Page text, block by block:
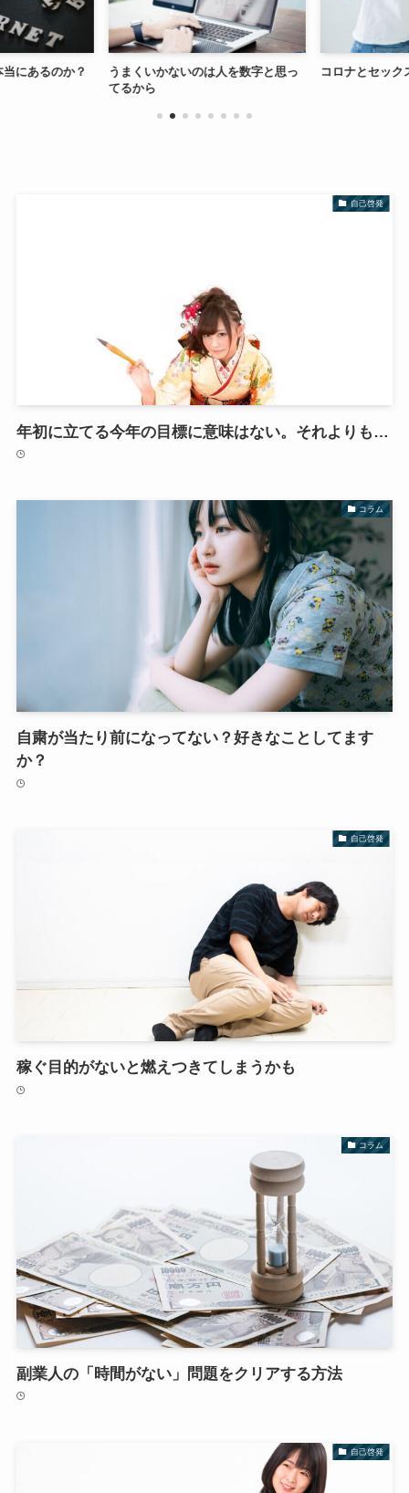
にあるのか？
うまくいかないのは人を数字と思っ
てるから
コロナとセック
自己啓発
年初に立てる今年の目標に意味はない。それよりも…
コラム
自粛が当たり前になってない？好きなことしてます
か？
自己啓発
稼ぐ目的がないと燃えつきてしまうかも
コラム
副業人の「時間がない」問題をクリアする方法
自己啓発